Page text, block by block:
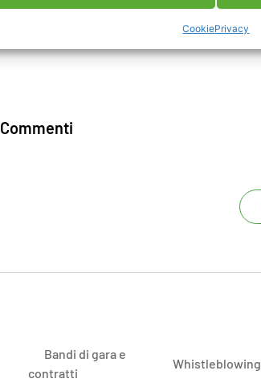
CookiePrivacy
Commenti
Bandi di gara e
contratti
Whistleblowing